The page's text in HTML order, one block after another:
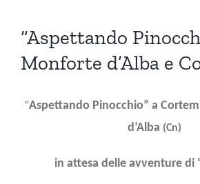
immagine
“Aspettando
Monforte d’Alba e
“Aspettando Pinocchio” a
d’Alba (Cn)
in attesa delle avventure di